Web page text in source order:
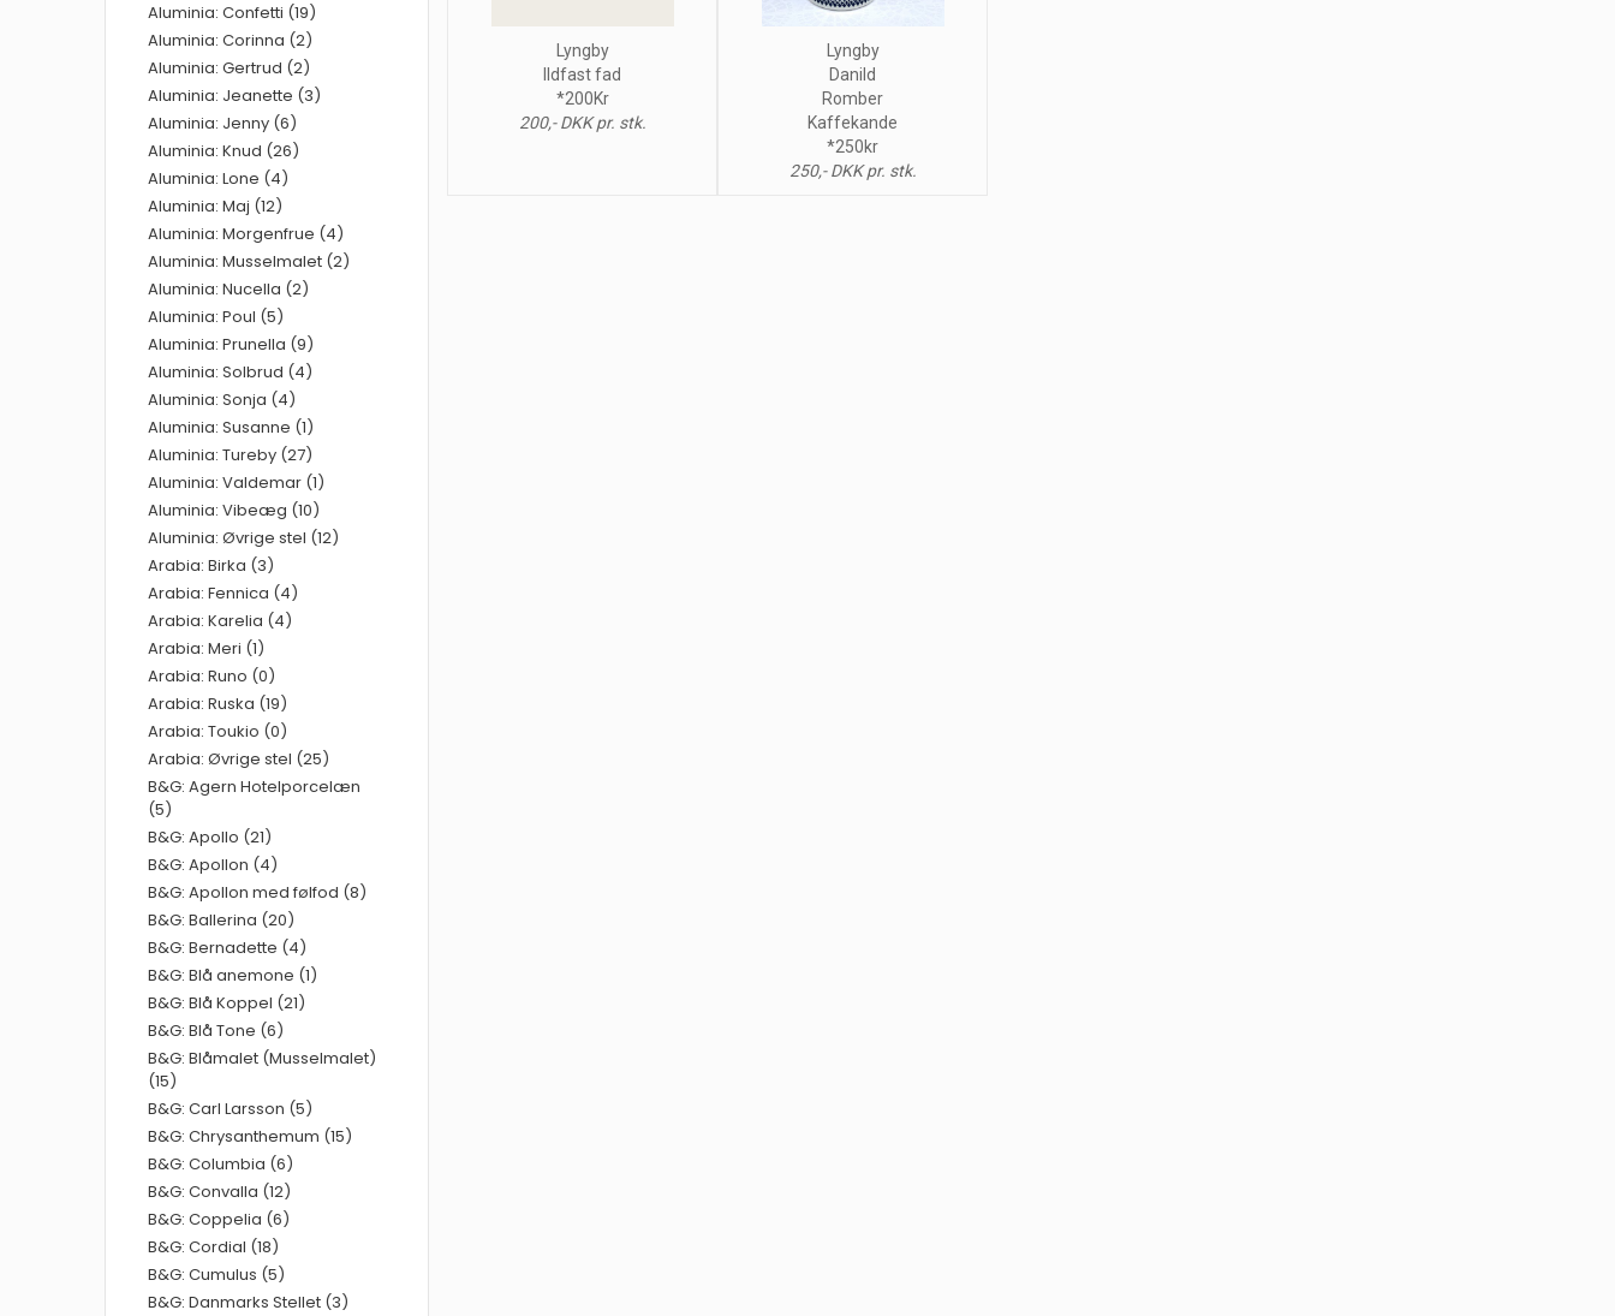
Lyngby
Ildfast fad
*200Kr
200,- DKK pr. stk.
Lyngby
Danild
Romber
Kaffekande
*250kr
250,- DKK pr. stk.
Aluminia: Confetti (19)
Aluminia: Corinna (2)
Aluminia: Gertrud (2)
Aluminia: Jeanette (3)
Aluminia: Jenny (6)
Aluminia: Knud (26)
Aluminia: Lone (4)
Aluminia: Maj (12)
Aluminia: Morgenfrue (4)
Aluminia: Musselmalet (2)
Aluminia: Nucella (2)
Aluminia: Poul (5)
Aluminia: Prunella (9)
Aluminia: Solbrud (4)
Aluminia: Sonja (4)
Aluminia: Susanne (1)
Aluminia: Tureby (27)
Aluminia: Valdemar (1)
Aluminia: Vibeæg (10)
Aluminia: Øvrige stel (12)
Arabia: Birka (3)
Arabia: Fennica (4)
Arabia: Karelia (4)
Arabia: Meri (1)
Arabia: Runo (0)
Arabia: Ruska (19)
Arabia: Toukio (0)
Arabia: Øvrige stel (25)
B&G: Agern Hotelporcelæn
(5)
B&G: Apollo (21)
B&G: Apollon (4)
B&G: Apollon med følfod (8)
B&G: Ballerina (20)
B&G: Bernadette (4)
B&G: Blå anemone (1)
B&G: Blå Koppel (21)
B&G: Blå Tone (6)
B&G: Blåmalet (Musselmalet)
(15)
B&G: Carl Larsson (5)
B&G: Chrysanthemum (15)
B&G: Columbia (6)
B&G: Convalla (12)
B&G: Coppelia (6)
B&G: Cordial (18)
B&G: Cumulus (5)
B&G: Danmarks Stellet (3)